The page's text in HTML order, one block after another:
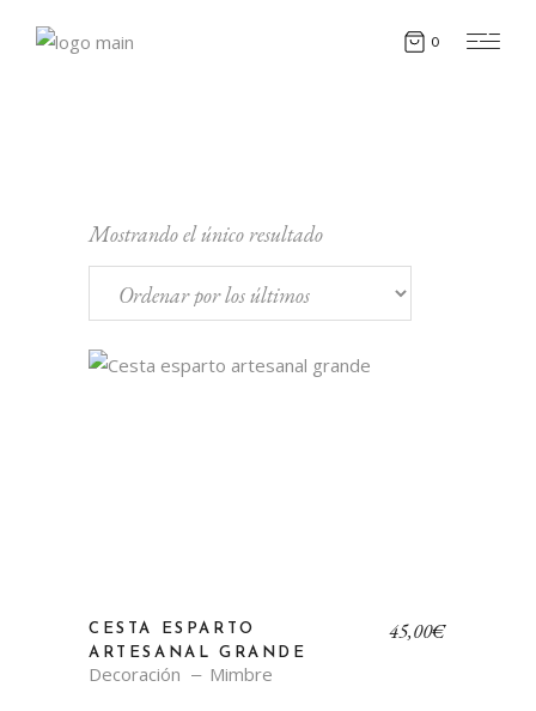
0
Mostrando el único resultado
CESTA ESPARTO
ARTESANAL GRANDE
Decoración Mimbre
45,00€